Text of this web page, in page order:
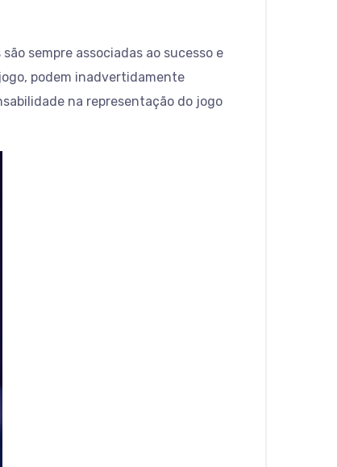
sempre associadas ao sucesso e
podem inadvertidamente
na representação do jogo